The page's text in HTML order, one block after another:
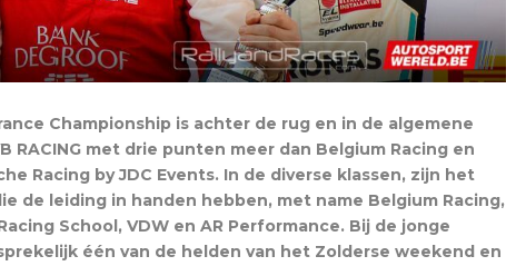
Championship is achter de rug en in de algemene
RACING met drie punten meer dan Belgium Racing en
Racing by JDC Events. In de diverse klassen, zijn het
de leiding in handen hebben, met name Belgium Racing,
School, VDW en AR Performance. Bij de jonge
één van de helden van het Zolderse weekend en